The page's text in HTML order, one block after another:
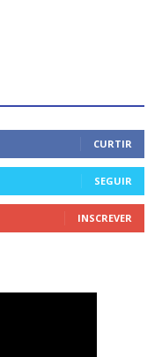
CURTIR
SEGUIR
INSCREVER